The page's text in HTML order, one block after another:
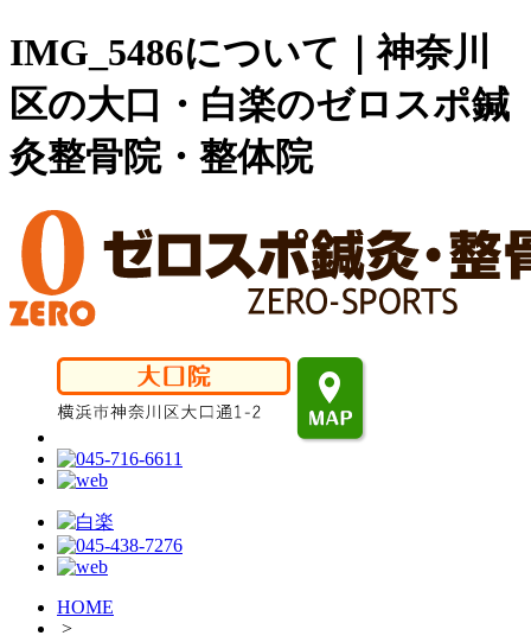
IMG_5486について｜神奈川
区の大口・白楽のゼロスポ鍼
灸整骨院・整体院
HOME
>